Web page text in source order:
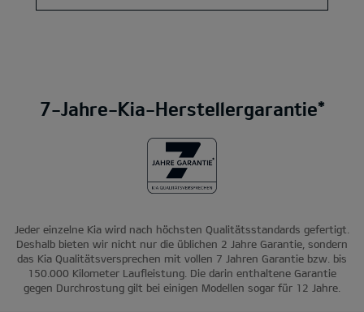
7-Jahre-Kia-Herstellergarantie*
Jeder einzelne Kia wird nach höchsten Qualitätsstandards gefertigt.
Deshalb bieten wir nicht nur die üblichen 2 Jahre Garantie, sondern
das Kia Qualitätsversprechen mit vollen 7 Jahren Garantie bzw. bis
150.000 Kilometer Laufleistung. Die darin enthaltene Garantie
gegen Durchrostung gilt bei einigen Modellen sogar für 12 Jahre.